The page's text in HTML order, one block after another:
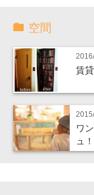
空間
賃
ワ
ュ！